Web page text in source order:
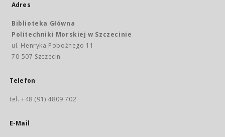
Adres
Biblioteka Główna
Politechniki Morskiej w Szczecinie
ul. Henryka Pobożnego 11
70-507 Szczecin
Telefon
tel. +48 (91) 4809 702
E-Mail